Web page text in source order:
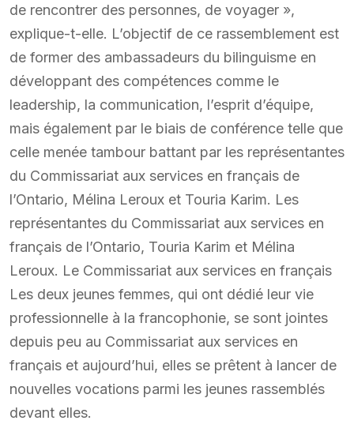
de rencontrer des personnes, de voyager »,
explique-t-elle. L’objectif de ce rassemblement est
de former des ambassadeurs du bilinguisme en
développant des compétences comme le
leadership, la communication, l’esprit d’équipe,
mais également par le biais de conférence telle que
celle menée tambour battant par les représentantes
du Commissariat aux services en français de
l’Ontario, Mélina Leroux et Touria Karim. Les
représentantes du Commissariat aux services en
français de l’Ontario, Touria Karim et Mélina
Leroux. Le Commissariat aux services en français
Les deux jeunes femmes, qui ont dédié leur vie
professionnelle à la francophonie, se sont jointes
depuis peu au Commissariat aux services en
français et aujourd’hui, elles se prêtent à lancer de
nouvelles vocations parmi les jeunes rassemblés
devant elles.